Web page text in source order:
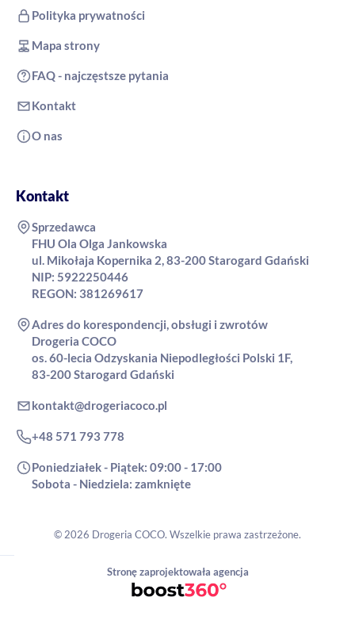
Polityka prywatności
Mapa strony
FAQ - najczęstsze pytania
Kontakt
O nas
Kontakt
Sprzedawca
FHU Ola Olga Jankowska
ul. Mikołaja Kopernika 2, 83-200 Starogard Gdański
NIP: 5922250446
REGON: 381269617
Adres do korespondencji, obsługi i zwrotów
Drogeria COCO
os. 60-lecia Odzyskania Niepodległości Polski 1F,
83-200 Starogard Gdański
kontakt@drogeriacoco.pl
+48 571 793 778
Poniedziałek - Piątek: 09:00 - 17:00
Sobota - Niedziela: zamknięte
© 2026 Drogeria COCO. Wszelkie prawa zastrzeżone.
Stronę zaprojektowała agencja